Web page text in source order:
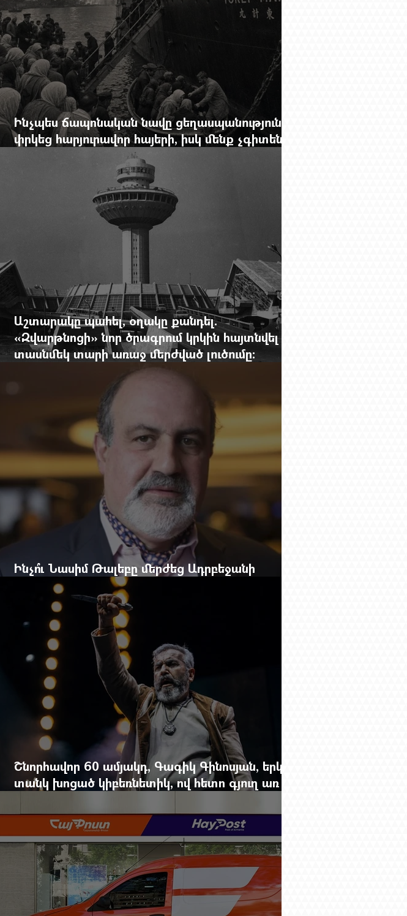
Ինչպես ճապոնական նավը ցեղասպանությունից
փրկեց հարյուրավոր հայերի, իսկ մենք չգիտենք
հերոս նավապետի անունը՝ Սաձո Հիբիի
Աշտարակը պահել, օղակը քանդել.
«Զվարթնոցի» նոր ծրագրում կրկին հայտնվել է
տասնմեկ տարի առաջ մերժված լուծումը:
Yerevan Online Mag.-ի մեծ ռեպորտաժը
Ինչո՞ւ Նասիմ Թալեբը մերժեց Ադրբեջանի
հրավերքը և պաշտպանեց Ռուբեն Վարդանյանին
Շնորհավոր 60 ամյակդ, Գագիկ Գինոսյան, երկու
տանկ խոցած կիբեռնետիկ, ով հետո գյուղ առ